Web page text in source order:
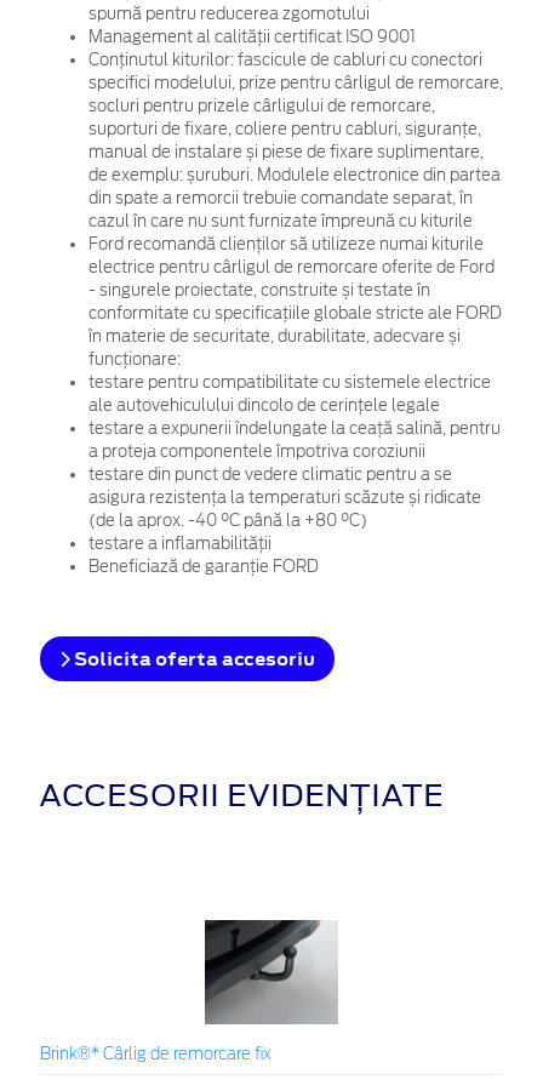
spumă pentru reducerea zgomotului
Management al calității certificat ISO 9001
Conținutul kiturilor: fascicule de cabluri cu conectori
specifici modelului, prize pentru cârligul de remorcare,
socluri pentru prizele cârligului de remorcare,
suporturi de fixare, coliere pentru cabluri, siguranțe,
manual de instalare și piese de fixare suplimentare,
de exemplu: șuruburi. Modulele electronice din partea
din spate a remorcii trebuie comandate separat, în
cazul în care nu sunt furnizate împreună cu kiturile
Ford recomandă clienților să utilizeze numai kiturile
electrice pentru cârligul de remorcare oferite de Ford
- singurele proiectate, construite și testate în
conformitate cu specificațiile globale stricte ale FORD
în materie de securitate, durabilitate, adecvare și
funcționare:
testare pentru compatibilitate cu sistemele electrice
ale autovehiculului dincolo de cerințele legale
testare a expunerii îndelungate la ceață salină, pentru
a proteja componentele împotriva coroziunii
testare din punct de vedere climatic pentru a se
asigura rezistența la temperaturi scăzute și ridicate
(de la aprox. -40 °C până la +80 °C)
testare a inflamabilității
Beneficiază de garanție FORD
Solicita oferta accesoriu
ACCESORII EVIDENȚIATE
Brink®* Cârlig de remorcare fix